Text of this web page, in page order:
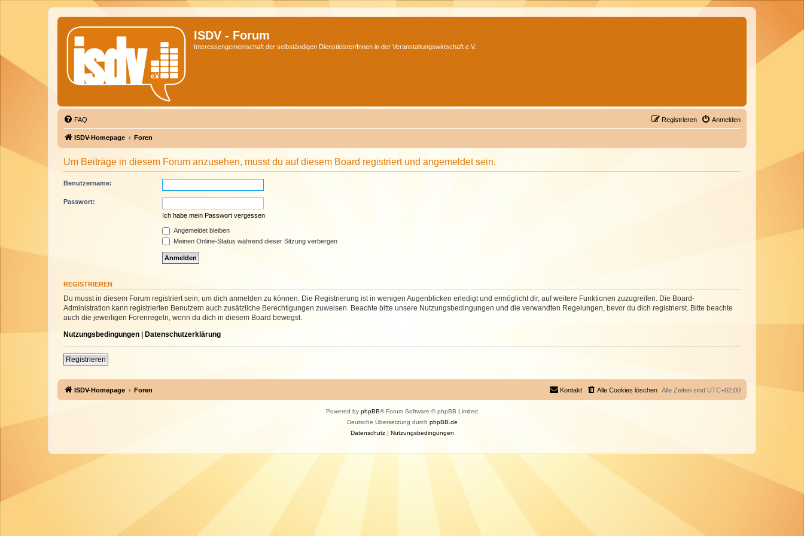
ISDV - Forum
Interessengemeinschaft der selbständigen Dienstleister/Innen in der Veranstaltungswirtschaft e.V.
FAQ Anmelden
Registrieren
ISDV-Homepage Foren
Um Beiträge in diesem Forum anzusehen, musst du auf diesem Board registriert und angemeldet sein.
Benutzername:
Passwort:
Ich habe mein Passwort vergessen
Angemeldet bleiben
Meinen Online-Status während dieser Sitzung verbergen
REGISTRIEREN
Du musst in diesem Forum registriert sein, um dich anmelden zu können. Die Registrierung ist in wenigen Augenblicken erledigt und ermöglicht dir, auf weitere Funktionen zuzugreifen. Die Board-
Administration kann registrierten Benutzern auch zusätzliche Berechtigungen zuweisen. Beachte bitte unsere Nutzungsbedingungen und die verwandten Regelungen, bevor du dich registrierst. Bitte beachte
auch die jeweiligen Forenregeln, wenn du dich in diesem Board bewegst.
Nutzungsbedingungen | Datenschutzerklärung
Registrieren
ISDV-Homepage Foren Alle Zeiten sind UTC+02:00
Alle Cookies löschen
Kontakt
Powered by phpBB® Forum Software © phpBB Limited
Deutsche Übersetzung durch phpBB.de
Datenschutz| Nutzungsbedingungen